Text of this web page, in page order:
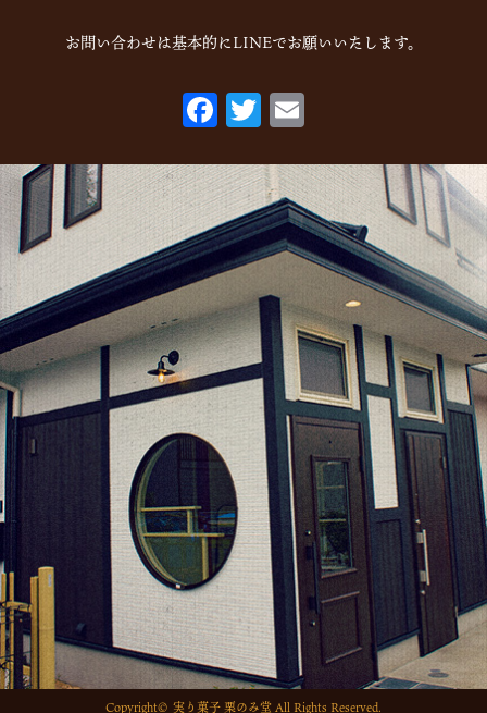
お問い合わせは基本的にLINEでお願いいたします。
F
ac
eb
o
o
k
T
w
itt
er
ai
l
Copyright© 実り菓子 栗のみ堂 All Rights Reserved.